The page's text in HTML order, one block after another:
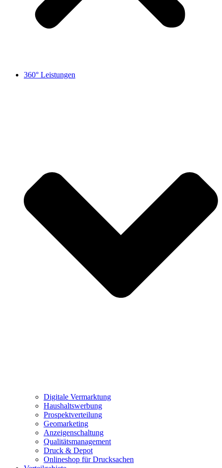
360° Leistungen
Digitale Vermarktung
Haushaltswerbung
Prospektverteilung
Geomarketing
Anzeigenschaltung
Qualitätsmanagement
Druck & Depot
Onlineshop für Drucksachen